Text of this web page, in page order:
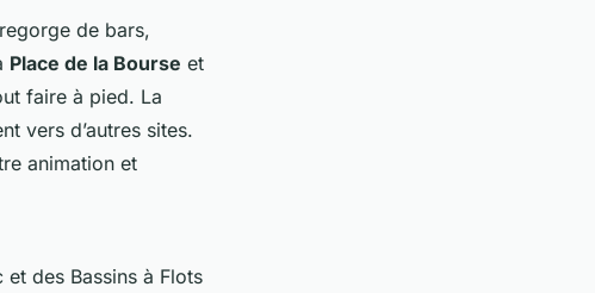
de bars,
Place de la Bourse et
faire à pied. La
vers d’autres sites.
animation et
des Bassins à Flots